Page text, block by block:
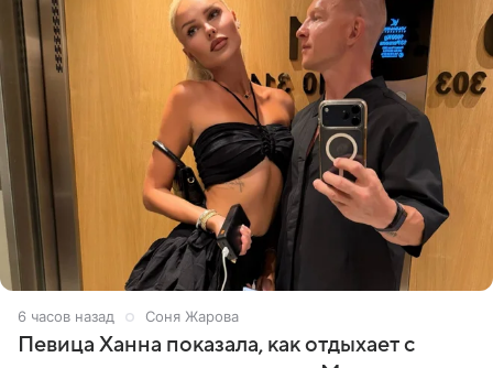
6 часов назад Соня Жарова
Певица Ханна показала, как отдыхает с